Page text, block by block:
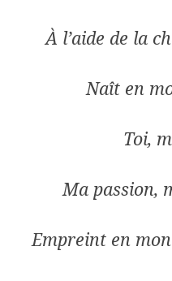
À l’aide de la
Naît en
Toi,
Ma passion,
Empreint en